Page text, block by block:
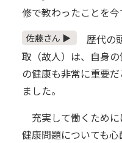
修で教わったことを今
佐藤さん ▶
歴代の
取（故人）は、自身
の健康も非常に重要
ました。
充実して働くため
健康問題についても